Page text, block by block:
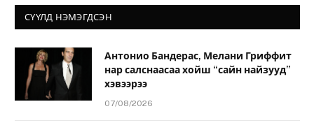
СҮҮЛД НЭМЭГДСЭН
Антонио Бандерас, Мелани Гриффит
нар салснаасаа хойш “сайн найзууд”
хэвээрээ
07/08/2026